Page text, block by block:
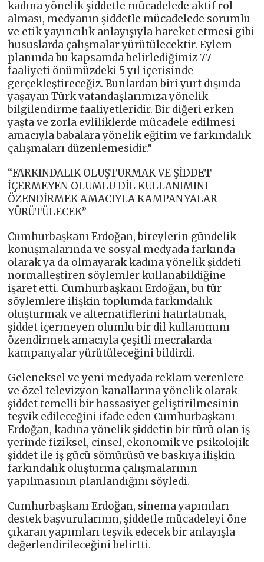
kadına yönelik şiddetle mücadelede aktif rol
alması, medyanın şiddetle mücadelede sorumlu
ve etik yayıncılık anlayışıyla hareket etmesi gibi
hususlarda çalışmalar yürütülecektir. Eylem
planında bu kapsamda belirlediğimiz 77
faaliyeti önümüzdeki 5 yıl içerisinde
gerçekleştireceğiz. Bunlardan biri yurt dışında
yaşayan Türk vatandaşlarımıza yönelik
bilgilendirme faaliyetleridir. Bir diğeri erken
yaşta ve zorla evliliklerde mücadele edilmesi
amacıyla babalara yönelik eğitim ve farkındalık
çalışmaları düzenlemesidir.”
“FARKINDALIK OLUŞTURMAK VE ŞİDDET
İÇERMEYEN OLUMLU DİL KULLANIMINI
ÖZENDİRMEK AMACIYLA KAMPANYALAR
YÜRÜTÜLECEK”
Cumhurbaşkanı Erdoğan, bireylerin gündelik
konuşmalarında ve sosyal medyada farkında
olarak ya da olmayarak kadına yönelik şiddeti
normalleştiren söylemler kullanabildiğine
işaret etti. Cumhurbaşkanı Erdoğan, bu tür
söylemlere ilişkin toplumda farkındalık
oluşturmak ve alternatiflerini hatırlatmak,
şiddet içermeyen olumlu bir dil kullanımını
özendirmek amacıyla çeşitli mecralarda
kampanyalar yürütüleceğini bildirdi.
Geleneksel ve yeni medyada reklam verenlere
ve özel televizyon kanallarına yönelik olarak
şiddet temelli bir hassasiyet geliştirilmesinin
teşvik edileceğini ifade eden Cumhurbaşkanı
Erdoğan, kadına yönelik şiddetin bir türü olan iş
yerinde fiziksel, cinsel, ekonomik ve psikolojik
şiddet ile iş gücü sömürüsü ve baskıya ilişkin
farkındalık oluşturma çalışmalarının
yapılmasının planlandığını söyledi.
Cumhurbaşkanı Erdoğan, sinema yapımları
destek başvurularının, şiddetle mücadeleyi öne
çıkaran yapımları teşvik edecek bir anlayışla
değerlendirileceğini belirtti.